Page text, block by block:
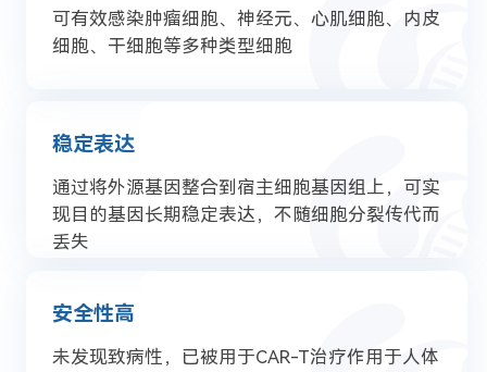
可有效感染肿瘤细胞、神经元、心肌细胞、内皮
细胞、干细胞等多种类型细胞
稳定表达
通过将外源基因整合到宿主细胞基因组上，可实
现目的基因长期稳定表达，不随细胞分裂传代而
丢失
安全性高
未发现致病性，已被用于CAR-T治疗作用于人体